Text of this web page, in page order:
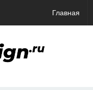
Главная